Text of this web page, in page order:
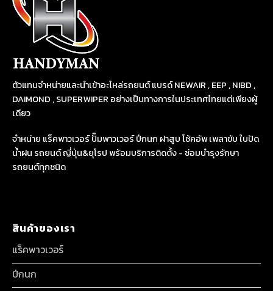
ตัวแทนจำหน่ายและนำเข้าอะไหล่รถยนต์ แบรด์ NEWAIR , EEP , NIBD ,
DAIMOND , SUPERWIPER อย่างเป็นทางการในประเทศไทยแต่เพียงผู้
เดียว
จำหน่าย แร็คพาวเวอร์ ปั๊มพาวเวอร์ ปีกนก ฝาสูบ โช้คอัพ เพลาขับ ใบปัด
น้ำฝน รถยนต์ ญี่ปุ่น&ยุโรป พร้อมบริการติดตั้ง - ซ่อมบำรุงรักษา
รถยนต์ทุกชนิด
สินค้าของเรา
แร็คพาวเวอร์
ปีกนก